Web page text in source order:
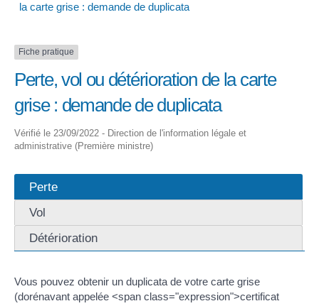
la carte grise : demande de duplicata
Fiche pratique
Perte, vol ou détérioration de la carte
grise : demande de duplicata
Vérifié le 23/09/2022 - Direction de l'information légale et
administrative (Première ministre)
Perte
Vol
Détérioration
Vous pouvez obtenir un duplicata de votre carte grise
(dorénavant appelée <span class="expression">certificat